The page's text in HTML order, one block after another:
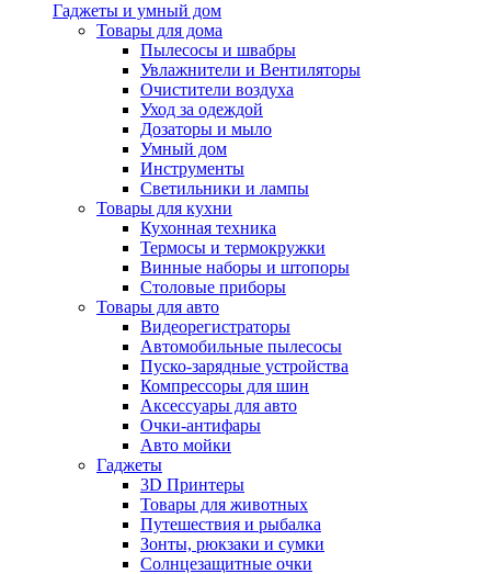
Гаджеты и умный дом
Товары для дома
Пылесосы и швабры
Увлажнители и Вентиляторы
Очистители воздуха
Уход за одеждой
Дозаторы и мыло
Умный дом
Инструменты
Светильники и лампы
Товары для кухни
Кухонная техника
Термосы и термокружки
Винные наборы и штопоры
Столовые приборы
Товары для авто
Видеорегистраторы
Автомобильные пылесосы
Пуско-зарядные устройства
Компрессоры для шин
Аксессуары для авто
Очки-антифары
Авто мойки
Гаджеты
3D Принтеры
Товары для животных
Путешествия и рыбалка
Зонты, рюкзаки и сумки
Солнцезащитные очки